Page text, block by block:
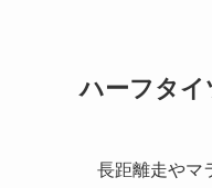
ハーフタイ
長距離走やマ